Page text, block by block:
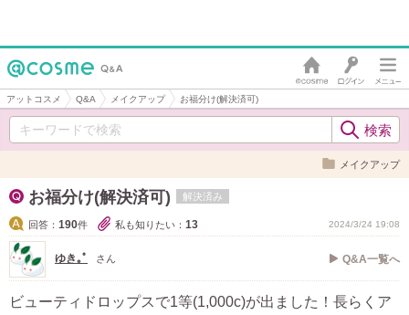
アットコスメ Q&A メイクアップ お福分け(解決済可)
メイクアップ
お福分け(解決済可) 解決済み
回答： 190件 私も知りたい： 13 2024/3/24 19:08
ゆき｡ﾟ さん Q&A一覧へ
ビューティドロップスで1等(1,000c)が出ました！長らくア